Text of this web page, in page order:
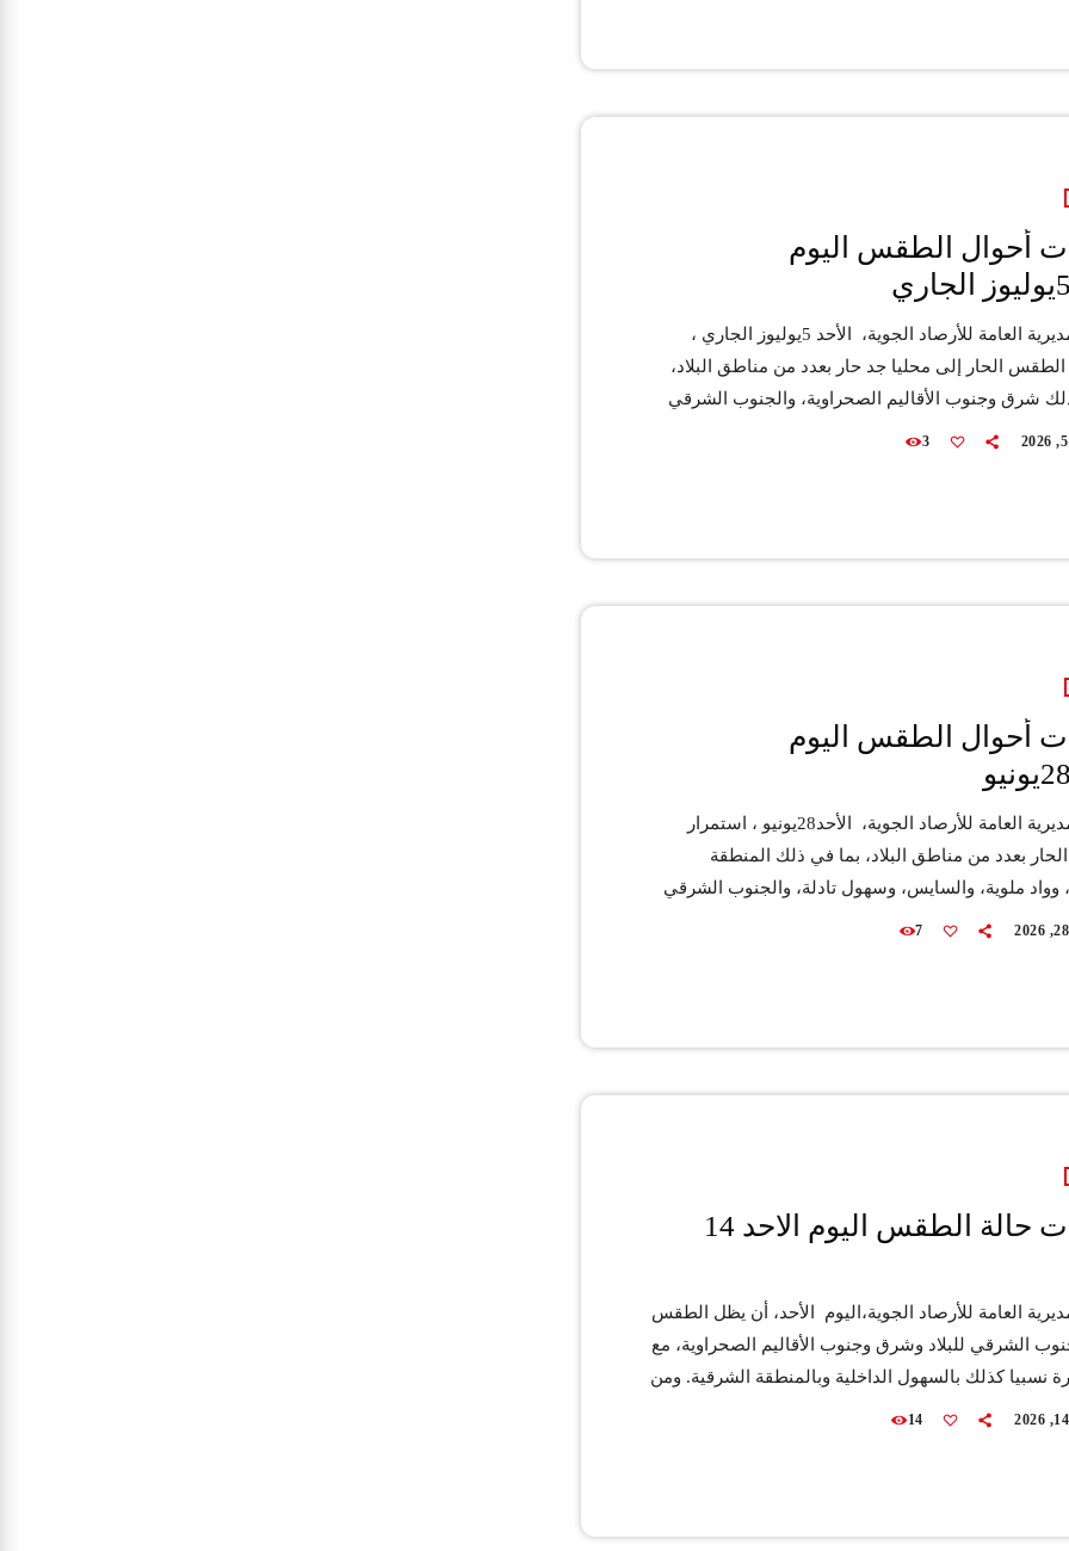
أحوال الطقس اليوم
تتوقع المديرية العامة للأرصاد الجوية، الأحد 5يوليوز الجاري ،
الطقس الحار إلى محليا جد حار بعدد من مناطق البلاد،
شرق وجنوب الأقاليم الصحراوية، والجنوب الشرقي
والسهول الشمالية والوسطى، والسايس، ووالماس وداخل
الكبير والمتوسط والجنوب الشرقي، فضلا […]
3
أحوال الطقس اليوم
تتوقع المديرية العامة للأرصاد الجوية، الأحد28يونيو ، استمرار
بعدد من مناطق البلاد، بما في ذلك المنطقة
وواد ملوية، والسايس، وسهول تادلة، والجنوب الشرقي
الأقاليم الصحراوية. ويرتقب، أيضا، تشكل سحب
وبالمنطقة الشرقية. كما يتوقع أن تكون السماء قليلة
7
توقعات حالة الطقس اليوم الاحد 14
العامة للأرصاد الجوية،اليوم الأحد، أن يظل الطقس
الشرقي للبلاد وشرق وجنوب الأقاليم الصحراوية، مع
نسبيا كذلك بالسهول الداخلية وبالمنطقة الشرقية. ومن
تشكل سحب منخفضة كثيفة شيئا ما مصحوبة بكتل
وذلك فوق مرتفعات […]
14